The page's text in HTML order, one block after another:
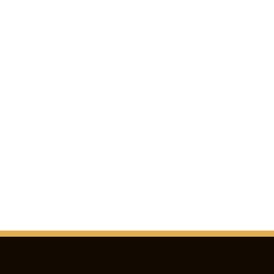
flauta mágica ") serie de frescos en la terraza . Ninguno de
los arquitectos sobrevivieron para ver la apertura de 'su' casa